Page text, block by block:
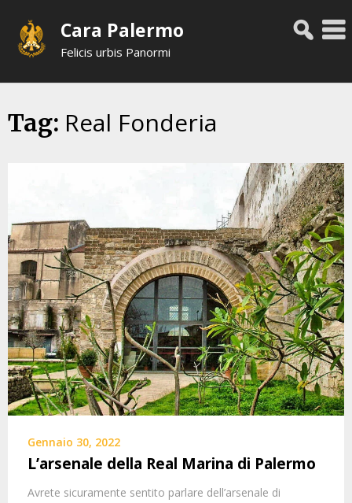
content
Cara Palermo
Felicis urbis Panormi
Tag: Real Fonderia
Gennaio 30, 2022
L’arsenale della Real Marina di Palermo
Avrete sicuramente sentito parlare dell’arsenale di